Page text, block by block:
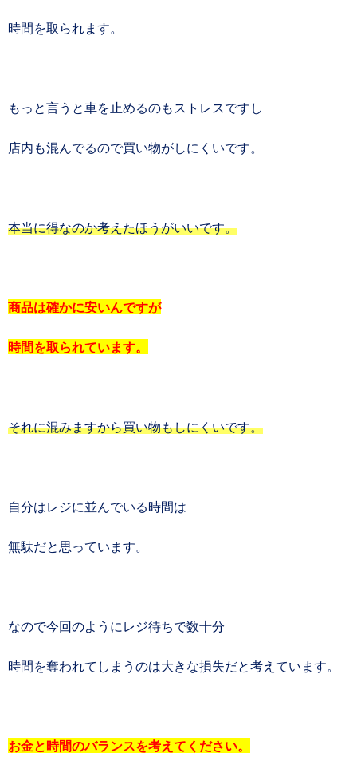
時間を取られます。
もっと言うと車を止めるのもストレスですし
店内も混んでるので買い物がしにくいです。
本当に得なのか考えたほうがいいです。
商品は確かに安いんですが
時間を取られています。
それに混みますから買い物もしにくいです。
自分はレジに並んでいる時間は
無駄だと思っています。
なので今回のようにレジ待ちで数十分
時間を奪われてしまうのは大きな損失だと考えています。
お金と時間のバランスを考えてください。